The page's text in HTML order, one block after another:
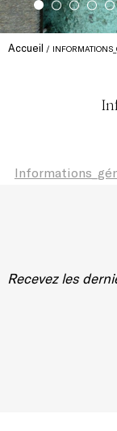
Accueil
Recevez les